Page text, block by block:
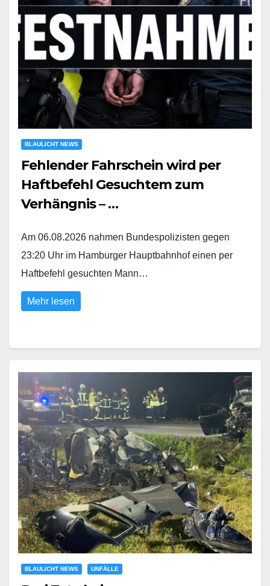
BLAULICHT NEWS
Fehlender Fahrschein wird per
Haftbefehl Gesuchtem zum
Verhängnis – …
Am 06.08.2026 nahmen Bundespolizisten gegen
23:20 Uhr im Hamburger Hauptbahnhof einen per
Haftbefehl gesuchten Mann…
Mehr lesen
BLAULICHT NEWS UNFÄLLE